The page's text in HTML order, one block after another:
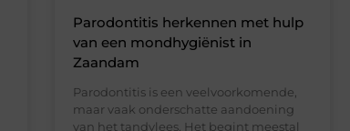
Parodontitis herkennen met hulp
van een mondhygiënist in
Zaandam
Parodontitis is een veelvoorkomende,
maar vaak onderschatte aandoening
van het tandvlees. Het begint meestal